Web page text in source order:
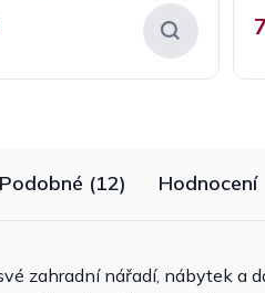
Podobné (12) Hodnocení
zahradní nářadí, nábytek a